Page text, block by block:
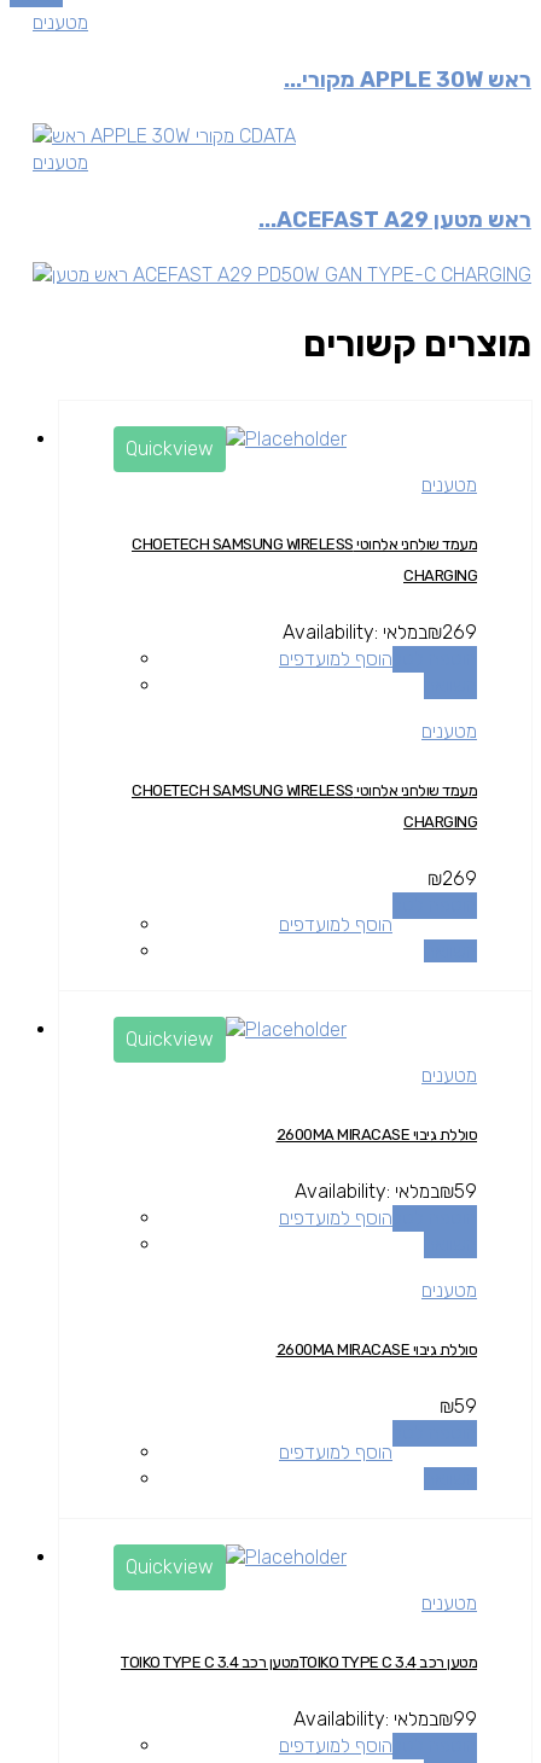
מטענים
ראש APPLE 30W מקורי...
מטענים
ראש מטען ACEFAST A29...
מוצרים קשורים
Quickview
מטענים
מעמד שולחני אלחוטי CHOETECH SAMSUNG WIRELESS
CHARGING
₪269
Availability: במלאי
הוסף למועדפים
מטענים
מעמד שולחני אלחוטי CHOETECH SAMSUNG WIRELESS
CHARGING
₪269
הוסף למועדפים
Quickview
מטענים
סוללת גיבוי 2600MA MIRACASE
₪59
Availability: במלאי
הוסף למועדפים
מטענים
סוללת גיבוי 2600MA MIRACASE
₪59
הוסף למועדפים
Quickview
מטענים
מטען רכב TOIKO TYPE C 3.4מטען רכב TOIKO TYPE C 3.4
₪99
Availability: במלאי
הוסף למועדפים